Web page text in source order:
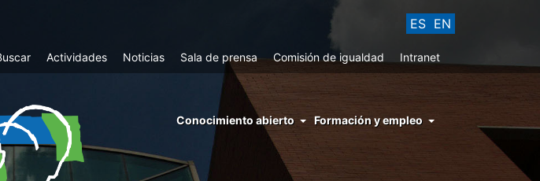
ES EN
Actividades Noticias Sala de prensa Comisión de igualdad Intranet
menu
conocimiento
Conocimiento abierto Formación y empleo